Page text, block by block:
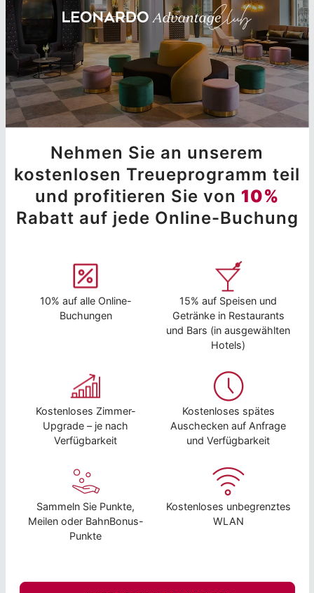
Nehmen Sie an unserem
kostenlosen Treueprogramm teil
und profitieren Sie von 10%
Rabatt auf jede Online-Buchung
10% auf alle Online-
Buchungen
15% auf Speisen und
Getränke in Restaurants
und Bars (in ausgewählten
Hotels)
Kostenloses Zimmer-
Upgrade – je nach
Verfügbarkeit
Kostenloses spätes
Auschecken auf Anfrage
und Verfügbarkeit
Sammeln Sie Punkte,
Meilen oder BahnBonus-
Punkte
Kostenloses unbegrenztes
WLAN